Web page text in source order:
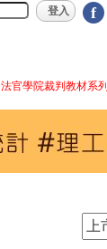
f
法官學院裁判教材系列